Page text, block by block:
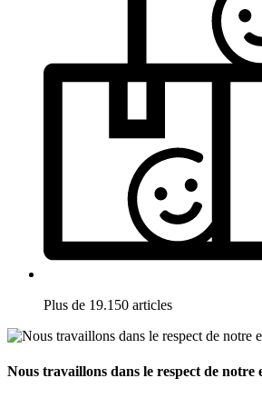
Plus de 19.150 articles
Nous travaillons dans le respect de notre